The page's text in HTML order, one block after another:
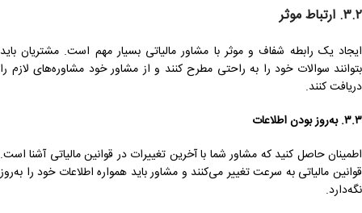
۳.۲. ارتباط موثر
ایجاد یک رابطه شفاف و موثر با مشاور مالیاتی بسیار مهم است. مشتریان باید
بتوانند سوالات خود را به راحتی مطرح کنند و از مشاور خود مشاوره‌های لازم را
دریافت کنند.
۳.۳. به‌روز بودن اطلاعات
اطمینان حاصل کنید که مشاور شما با آخرین تغییرات در قوانین مالیاتی آشنا است.
قوانین مالیاتی به سرعت تغییر می‌کنند و مشاور باید همواره اطلاعات خود را به‌روز
نگه‌دارد.